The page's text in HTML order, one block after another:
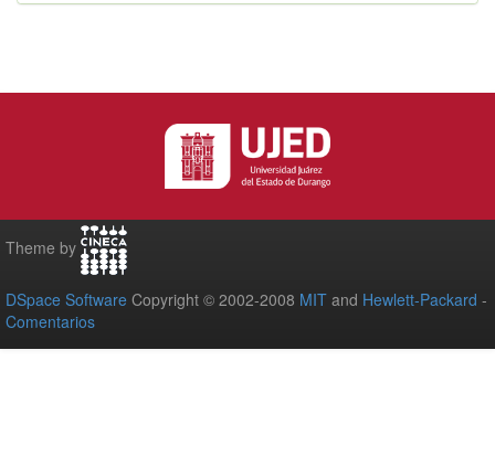
Theme by
DSpace Software Copyright © 2002-2008 MIT and Hewlett-Packard -
Comentarios